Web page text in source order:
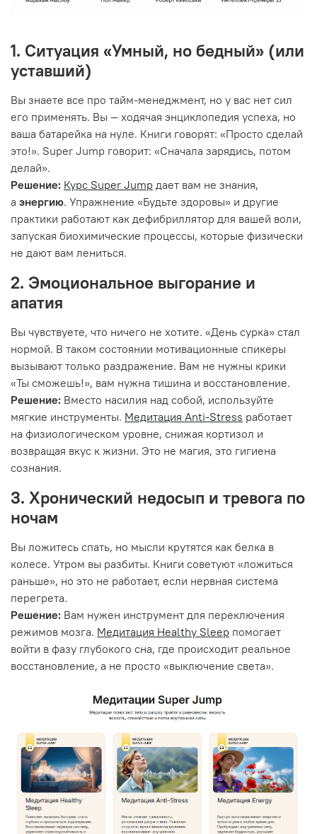
1. Ситуация «Умный, но бедный» (или
уставший)
Вы знаете все про тайм-менеджмент, но у вас нет сил
его применять. Вы — ходячая энциклопедия успеха, но
ваша батарейка на нуле. Книги говорят: «Просто сделай
это!». Super Jump говорит: «Сначала зарядись, потом
делай».
Решение: Курс Super Jump дает вам не знания,
а энергию. Упражнение «Будьте здоровы» и другие
практики работают как дефибриллятор для вашей воли,
запуская биохимические процессы, которые физически
не дают вам лениться.
2. Эмоциональное выгорание и
апатия
Вы чувствуете, что ничего не хотите. «День сурка» стал
нормой. В таком состоянии мотивационные спикеры
вызывают только раздражение. Вам не нужны крики
«Ты сможешь!», вам нужна тишина и восстановление.
Решение: Вместо насилия над собой, используйте
мягкие инструменты. Медитация Anti-Stress работает
на физиологическом уровне, снижая кортизол и
возвращая вкус к жизни. Это не магия, это гигиена
сознания.
3. Хронический недосып и тревога по
ночам
Вы ложитесь спать, но мысли крутятся как белка в
колесе. Утром вы разбиты. Книги советуют «ложиться
раньше», но это не работает, если нервная система
перегрета.
Решение: Вам нужен инструмент для переключения
режимов мозга. Медитация Healthy Sleep помогает
войти в фазу глубокого сна, где происходит реальное
восстановление, а не просто «выключение света».